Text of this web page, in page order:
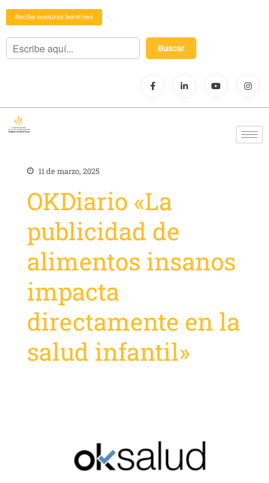
Recibe nuestros boletines
11 de marzo, 2025
OKDiario «La
publicidad de
alimentos insanos
impacta
directamente en la
salud infantil»